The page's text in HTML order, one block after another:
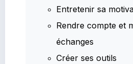
Entretenir sa
Rendre compte et
échanges
Créer ses outils